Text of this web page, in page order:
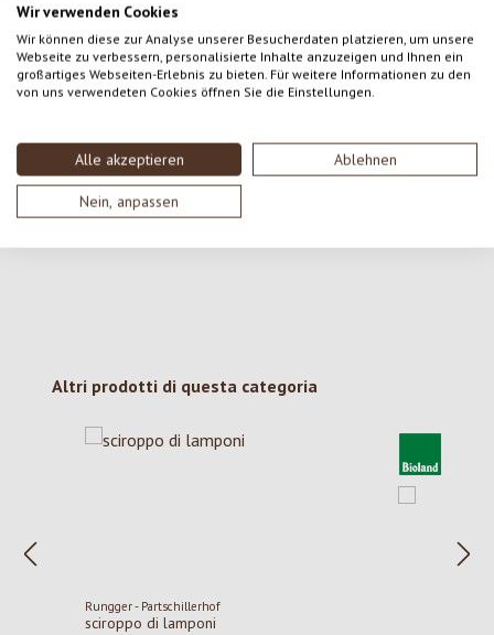
Wir verwenden Cookies
Wir können diese zur Analyse unserer Besucherdaten platzieren, um unsere
Webseite zu verbessern, personalisierte Inhalte anzuzeigen und Ihnen ein
großartiges Webseiten-Erlebnis zu bieten. Für weitere Informationen zu den
von uns verwendeten Cookies öffnen Sie die Einstellungen.
Alle akzeptieren Ablehnen
Nein, anpassen
SCRIVERE UNA RECENSIONE
Visualizza le valutazioni solo nella lingua corrente.
Nessuna recensione trovata Condividi le tue opinioni
con gli altri.
Salta la galleria dei prodotti
Altri prodotti di questa categoria
Rungger - Partschillerhof
sciroppo di lamponi